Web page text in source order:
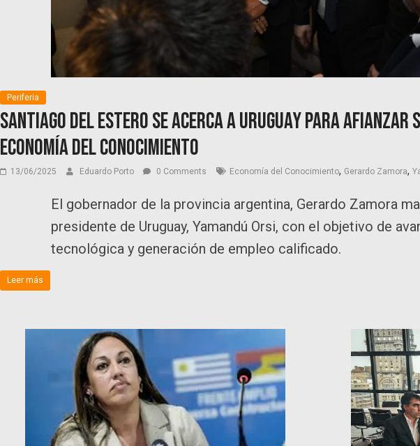
Periferia
Santiago del Estero se acerca a Uruguay para afianzar
Economía del Conocimiento
13/06/2025 Eduardo Porto 0 Comments Economía del Conocimiento, Gerardo Zamora,
El gobernador de la provincia argentina, Gerardo Zamora
presidente de Uruguay, Yamandú Orsi, con el objetivo de
tecnológica y generación de empleo calificado.
Leer más